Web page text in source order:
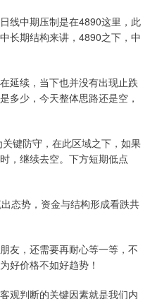
线中期压制是在4890这里，此
长期结构来讲，4890之下，中
延续，当下也并没有出现止跌
多少，今天整体思路还是空，
键防守，在此区域之下，如果
，继续去空。下方短期低点
态势，资金与结构形成看跌共
友，还需要再耐心等一等，不
好价格不如好趋势！
观判断的关键因素就是我们内